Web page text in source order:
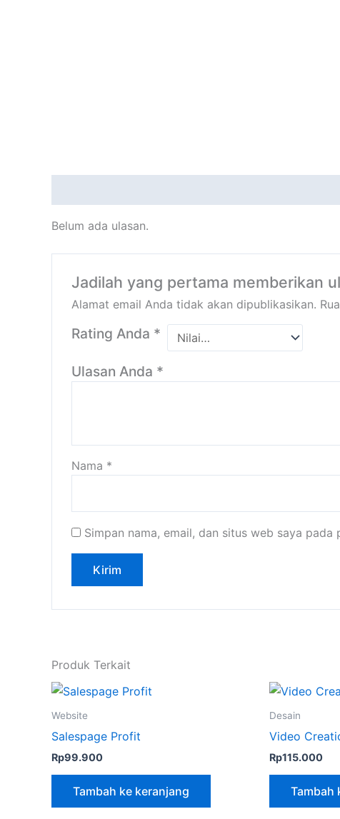
Belum ada ulasan.
Jadilah yang pertama memberikan
Alamat email Anda tidak akan dipublikasikan.
Rating Anda *
Ulasan Anda *
Nama *
Simpan nama, email, dan situs web saya
Produk Terkait
Website
Salespage Profit
Rp99.900
Tambah ke keranjang
Desain
Video
Rp115.000
Tambah